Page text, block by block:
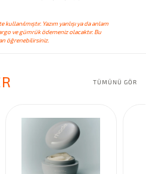
Yazım yanlışı ya da anlam
ve gümrük ödemeniz olacaktır. Bu
öğrenebilirsiniz.
TÜMÜNÜ GÖR